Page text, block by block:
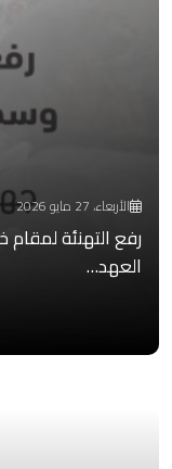
الأربعاء، 27 مايو 2026
رفع التهنئة
العهد…